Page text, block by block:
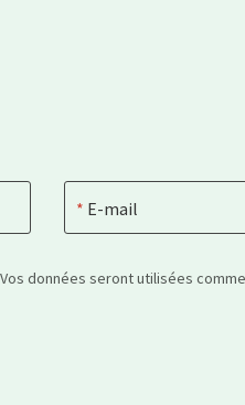
E-mail
données seront utilisées